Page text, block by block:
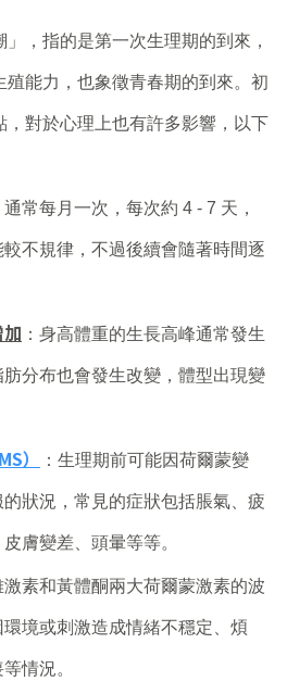
，指的是第一次生理期的到來，
能力，也象徵青春期的到來。初
，對於心理上也有許多影響，以下
通常每月一次，每次約 4 - 7 天，
不規律，不過後續會隨著時間逐
：身高體重的生長高峰通常發生
分布也會發生改變，體型出現變
） ：生理期前可能因荷爾蒙變
狀況，常見的症狀包括脹氣、疲
膚變差、頭暈等等。
激素和黃體酮兩大荷爾蒙激素的波
境或刺激造成情緒不穩定、煩
情況。